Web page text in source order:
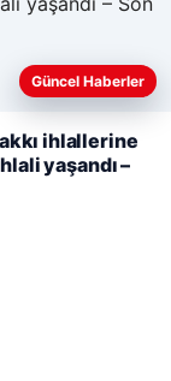
çerezler
Güncel Haberler
ihlallerine
yaşandı –